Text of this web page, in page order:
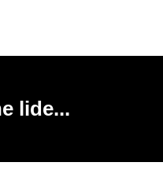
lide...